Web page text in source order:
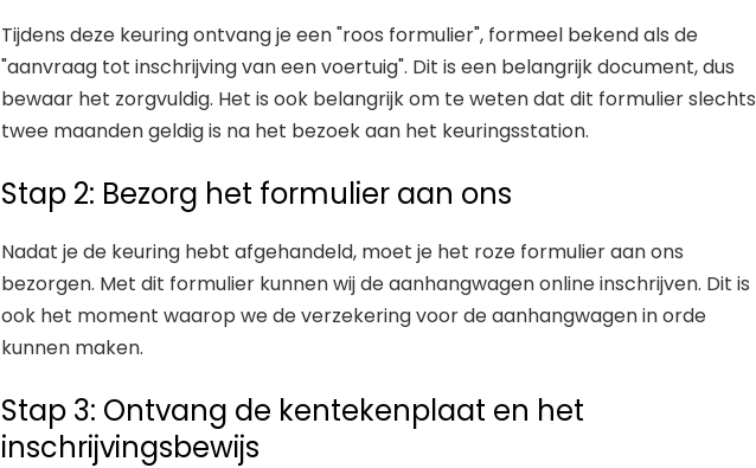
Tijdens deze keuring ontvang je een "roos formulier", formeel bekend als de
"aanvraag tot inschrijving van een voertuig". Dit is een belangrijk document, dus
bewaar het zorgvuldig. Het is ook belangrijk om te weten dat dit formulier slechts
twee maanden geldig is na het bezoek aan het keuringsstation.
Stap 2: Bezorg het formulier aan ons
Nadat je de keuring hebt afgehandeld, moet je het roze formulier aan ons
bezorgen. Met dit formulier kunnen wij de aanhangwagen online inschrijven. Dit is
ook het moment waarop we de verzekering voor de aanhangwagen in orde
kunnen maken.
Stap 3: Ontvang de kentekenplaat en het
inschrijvingsbewijs